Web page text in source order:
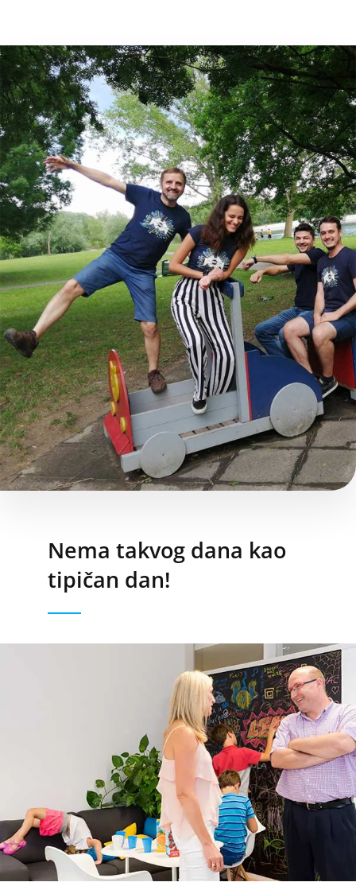
Nema takvog dana kao
tipičan dan!